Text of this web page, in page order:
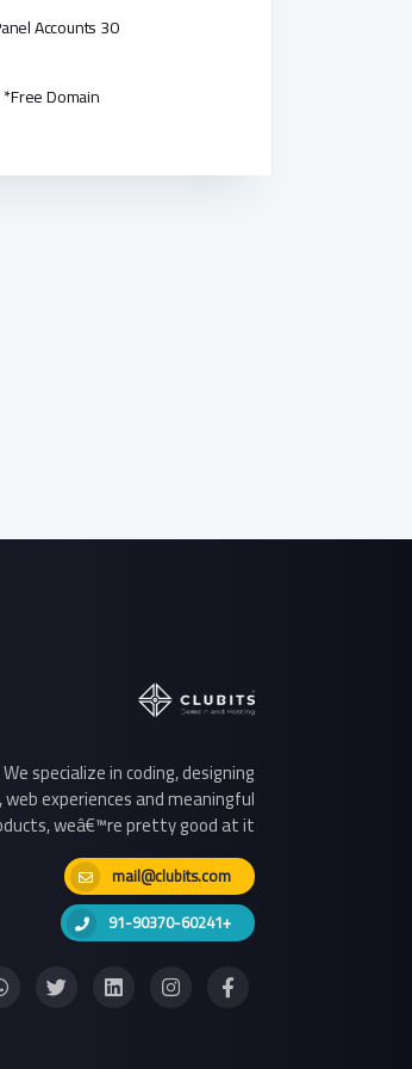
30 cPanel Accounts
Free Domain*
specialize in coding, designing
experiences and meaningful
weâ€™re pretty good at it.
mail@clubits.com
+91-90370-60241